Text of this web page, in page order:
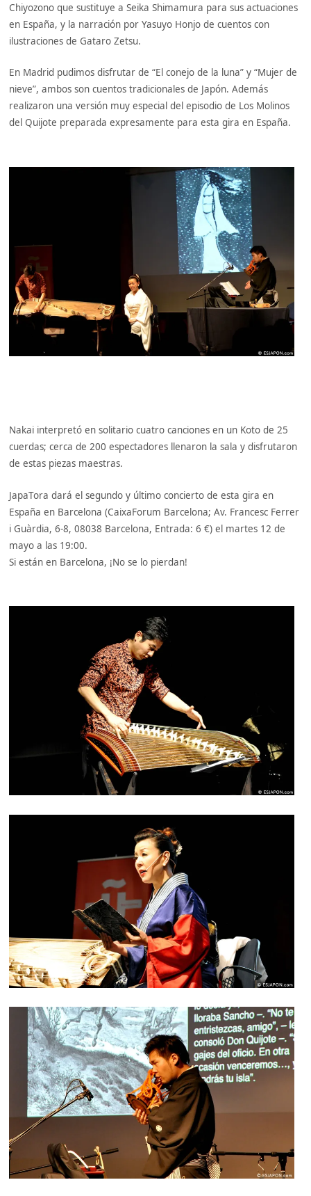
Chiyozono que sustituye a Seika Shimamura para sus actuaciones
en España, y la narración por Yasuyo Honjo de cuentos con
ilustraciones de Gataro Zetsu.
En Madrid pudimos disfrutar de “El conejo de la luna” y “Mujer de
nieve”, ambos son cuentos tradicionales de Japón. Además
realizaron una versión muy especial del episodio de Los Molinos
del Quijote preparada expresamente para esta gira en España.
Nakai interpretó en solitario cuatro canciones en un Koto de 25
cuerdas; cerca de 200 espectadores llenaron la sala y disfrutaron
de estas piezas maestras.
JapaTora dará el segundo y último concierto de esta gira en
España en Barcelona (CaixaForum Barcelona; Av. Francesc Ferrer
i Guàrdia, 6-8, 08038 Barcelona, Entrada: 6 €) el martes 12 de
mayo a las 19:00.
Si están en Barcelona, ¡No se lo pierdan!